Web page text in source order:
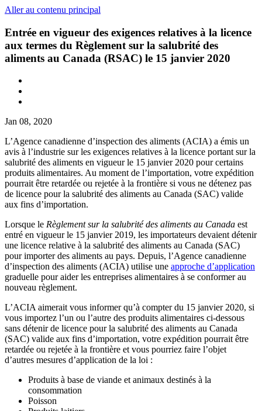
Aller au contenu principal
Entrée en vigueur des exigences relatives à la licence
aux termes du Règlement sur la salubrité des
aliments au Canada (RSAC) le 15 janvier 2020
Jan 08, 2020
L’Agence canadienne d’inspection des aliments (ACIA) a émis un
avis à l’industrie sur les exigences relatives à la licence portant sur la
salubrité des aliments en vigueur le 15 janvier 2020 pour certains
produits alimentaires. Au moment de l’importation, votre expédition
pourrait être retardée ou rejetée à la frontière si vous ne détenez pas
de licence pour la salubrité des aliments au Canada (SAC) valide
aux fins d’importation.
Lorsque le Règlement sur la salubrité des aliments au Canada est
entré en vigueur le 15 janvier 2019, les importateurs devaient détenir
une licence relative à la salubrité des aliments au Canada (SAC)
pour importer des aliments au pays. Depuis, l’Agence canadienne
d’inspection des aliments (ACIA) utilise une approche d’application
graduelle pour aider les entreprises alimentaires à se conformer au
nouveau règlement.
L’ACIA aimerait vous informer qu’à compter du 15 janvier 2020, si
vous importez l’un ou l’autre des produits alimentaires ci-dessous
sans détenir de licence pour la salubrité des aliments au Canada
(SAC) valide aux fins d’importation, votre expédition pourrait être
retardée ou rejetée à la frontière et vous pourriez faire l’objet
d’autres mesures d’application de la loi :
Produits à base de viande et animaux destinés à la
consommation
Poisson